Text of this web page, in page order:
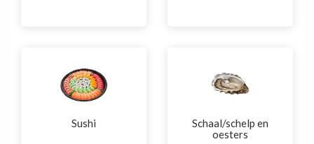
Sushi
Schaal/schelp en
oesters